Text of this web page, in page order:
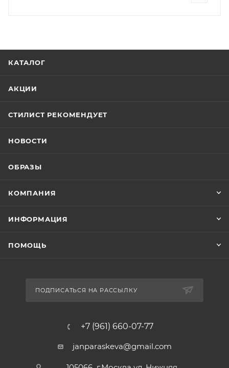
КАТАЛОГ
АКЦИИ
СТИЛИСТ РЕКОМЕНДУЕТ
НОВОСТИ
ОБРАЗЫ
КОМПАНИЯ
ИНФОРМАЦИЯ
ПОМОЩЬ
ПОДПИСАТЬСЯ НА РАССЫЛКУ
+7 (961) 660-07-77
janparaskeva@gmail.com